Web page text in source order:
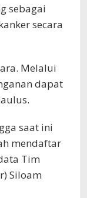
sebagai
secara
Melalui
dapat
saat ini
mendaftar
Tim
Siloam